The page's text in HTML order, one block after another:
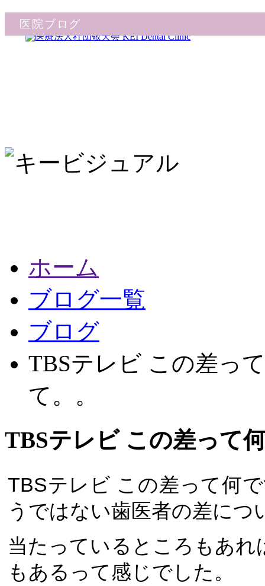
医院ブログ
ホーム
ブログ一覧
ブログ
TBSテレビ この差っ
て。。
TBSテレビ この差って
TBSテレビ この差って何
うではない歯医者の差に
当たっているところもあ
もあるって感じでした。